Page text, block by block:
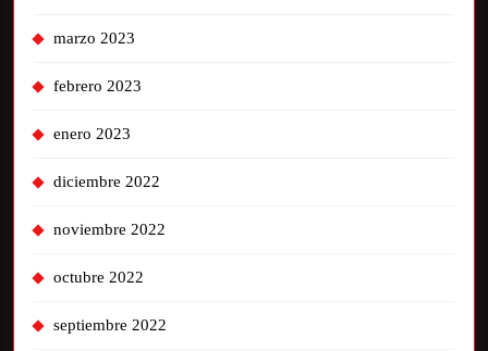
marzo 2023
febrero 2023
enero 2023
diciembre 2022
noviembre 2022
octubre 2022
septiembre 2022